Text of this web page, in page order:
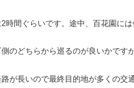
時間ぐらいです。途中、百花園には
のどちらから巡るのが良いかです
が長いので最終目的地が多くの交